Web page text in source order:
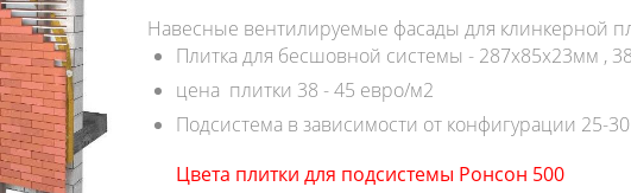
Навесные вентилируемые фасады для клинкерной
Плитка для бесшовной системы - 287x85x23мм ,
цена плитки 38 - 45 евро/м2
Подсистема в зависимости от
Цвета плитки для подсистемы Ронсон 500